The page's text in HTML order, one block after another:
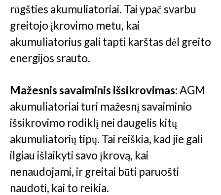
rūgšties akumuliatoriai. Tai ypač svarbu
greitojo įkrovimo metu, kai
akumuliatorius gali tapti karštas dėl greito
energijos srauto.
Mažesnis savaiminis išsikrovimas:AGM
akumuliatoriai turi mažesnį savaiminio
išsikrovimo rodiklį nei daugelis kitų
akumuliatorių tipų. Tai reiškia, kad jie gali
ilgiau išlaikyti savo įkrovą, kai
nenaudojami, ir greitai būti paruošti
naudoti, kai to reikia.